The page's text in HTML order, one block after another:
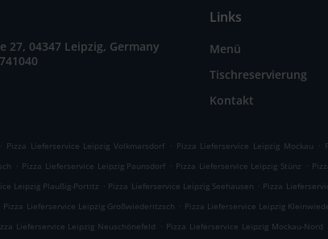
27, 04347 Leipzig, Germany
Links
Menü
Tischreservierung
Kontakt
. Pizza Lieferservice Leipzig Volkmarsdorf . Pizza Lieferservice Leipzig Mockau .
. Pizza Lieferservice Leipzig Paunsdorf . Pizza Lieferservice Leipzig Stünz .
Leipzig Plaußig-Portitz . Pizza Lieferservice Leipzig Seehausen . Pizza
Pizza Lieferservice Leipzig Großwiederitzsch . Pizza Lieferservice Leipzig
Lieferservice Leipzig Neuschönefeld . Pizza Lieferservice Leipzig Mockau-Nord